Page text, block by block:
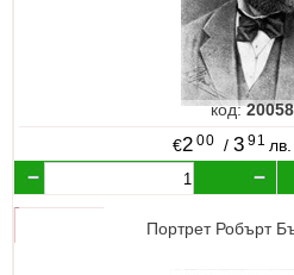
код:
€2 00 / 3 91 лв.
Портрет Робърт